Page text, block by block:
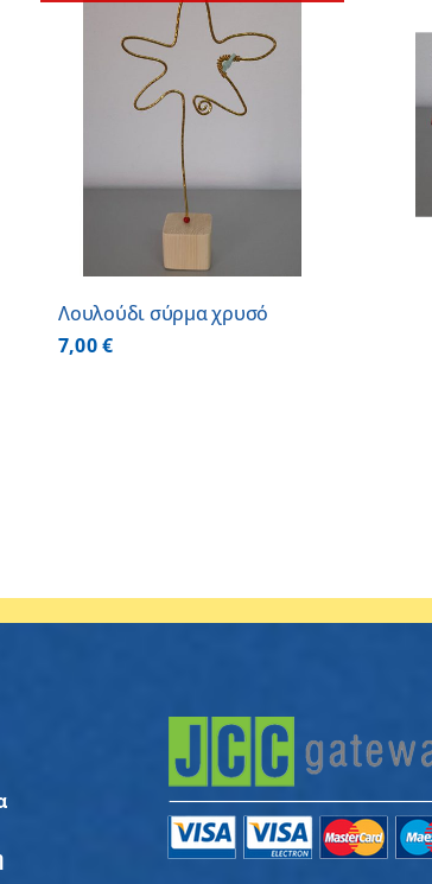
Λουλούδι σύρμα χρυσό
7,00€
ΠΡΟΣΘΗΚΗ ΣΤΟ ΚΑΛΑΘΙ